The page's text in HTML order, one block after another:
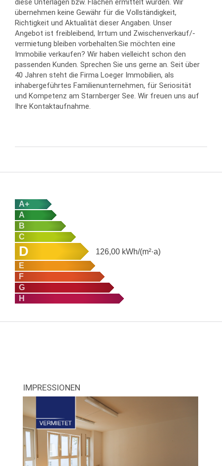
diese Unterlagen bzw. Flächen ermittelt wurden. Wir
übernehmen keine Gewähr für die Vollständigkeit,
Richtigkeit und Aktualität dieser Angaben. Unser
Angebot ist freibleibend, Irrtum und Zwischenverkauf/-
vermietung bleiben vorbehalten.Sie möchten eine
Immobilie verkaufen? Wir haben vielleicht schon den
passenden Kunden. Sprechen Sie uns gerne an. Seit über
40 Jahren steht die Firma Loeger Immobilien, als
inhabergeführtes Familienunternehmen, für Seriosität
und Kompetenz am Starnberger See. Wir freuen uns auf
Ihre Kontaktaufnahme.
A+
A
B
C
D 126,00 kWh/(m²·a)
E
F
G
H
IMPRESSIONEN